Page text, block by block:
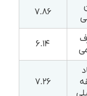
۷.۸۶
۶.۱۴
۷.۲۶